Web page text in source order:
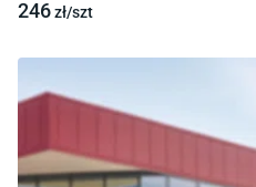
246zł/szt